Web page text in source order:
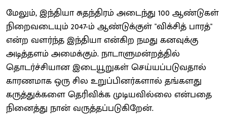
மேலும், இந்தியா சுதந்திரம் அடைந்து 100 ஆண்டுகள்
நிறைவடையும் 2047-ம் ஆண்டுக்குள் "விக்சித் பாரத்"
என்ற வளர்ந்த இந்தியா என்கிற நமது கனவுக்கு
அடித்தளம் அமைக்கும். நாடாளுமன்றத்தில்
தொடர்ச்சியான இடையூறுகள் செய்யப்படுவதால்
காரணமாக ஒரு சில உறுப்பினர்களால் தங்களது
கருத்துக்களை தெரிவிக்க முடியவில்லை என்பதை
நினைத்து நான் வருத்தப்படுகிறேன்.